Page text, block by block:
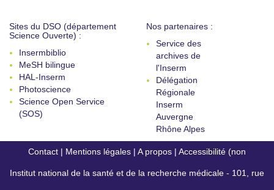
Sites du DSO (département
Science Ouverte) :
Insermbiblio
MeSH bilingue
HAL-Inserm
Photoscience
Science Open Service
(SOS)
Nos partenaires :
Service des
archives de
l'Inserm
Délégation
Régionale
Inserm
Auvergne
Rhône Alpes
Contact | Mentions légales | A propos | Accessibilité (non
conforme)
Institut national de la santé et de la recherche médicale - 101, rue